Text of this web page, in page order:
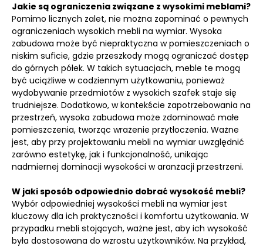
Jakie są ograniczenia związane z wysokimi meblami?
Pomimo licznych zalet, nie można zapominać o pewnych
ograniczeniach wysokich mebli na wymiar. Wysoka
zabudowa może być niepraktyczna w pomieszczeniach o
niskim suficie, gdzie przeszkody mogą ograniczać dostęp
do górnych półek. W takich sytuacjach, meble te mogą
być uciążliwe w codziennym użytkowaniu, ponieważ
wydobywanie przedmiotów z wysokich szafek staje się
trudniejsze. Dodatkowo, w kontekście zapotrzebowania na
przestrzeń, wysoka zabudowa może zdominować małe
pomieszczenia, tworząc wrażenie przytłoczenia. Ważne
jest, aby przy projektowaniu mebli na wymiar uwzględnić
zarówno estetykę, jak i funkcjonalność, unikając
nadmiernej dominacji wysokości w aranżacji przestrzeni.
W jaki sposób odpowiednio dobrać wysokość mebli?
Wybór odpowiedniej wysokości mebli na wymiar jest
kluczowy dla ich praktyczności i komfortu użytkowania. W
przypadku mebli stojących, ważne jest, aby ich wysokość
była dostosowana do wzrostu użytkowników. Na przykład,